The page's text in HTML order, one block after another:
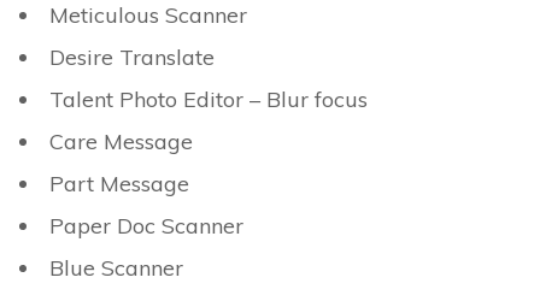
Meticulous Scanner
Desire Translate
Talent Photo Editor – Blur focus
Care Message
Part Message
Paper Doc Scanner
Blue Scanner